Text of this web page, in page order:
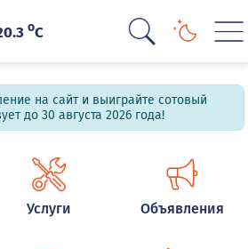
oC
на сайт и выиграйте сотовый
до 30 августа 2026 года!
Услуги Объявления